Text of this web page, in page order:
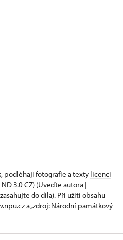
podléhají fotografie a texty licenci
ND 3.0 CZ) (Uveďte autora |
do díla). Při užití obsahu
a „zdroj: Národní památkový